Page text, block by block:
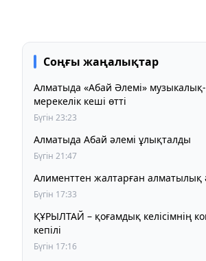
Соңғы жаңалықтар
Алматыда «Абай Әлемі»
мерекелік кеші өтті
Бүгін 23:23
Алматыда Абай әлемі ұлықталды
Бүгін 21:47
Алименттен жалтарған алматылық
Бүгін 17:33
ҚҰРЫЛТАЙ – қоғамдық келісімнің конституциялық
кепілі
Бүгін 17:16